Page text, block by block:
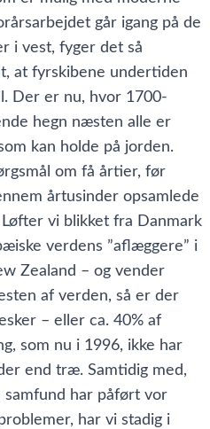
går igang på de
i vest, fyger det så
at fyrskibene undertiden
Der er nu, hvor 1700-
hegn næsten alle er
kan holde på jorden.
om få årtier, før
årtusinder opsamlede
vi blikket fra Danmark
verdens ”aflæggere” i
Zealand – og vender
af verden, så er der
– eller ca. 40% af
som nu i 1996, ikke har
end træ. Samtidig med,
har påført vor
har vi stadig i